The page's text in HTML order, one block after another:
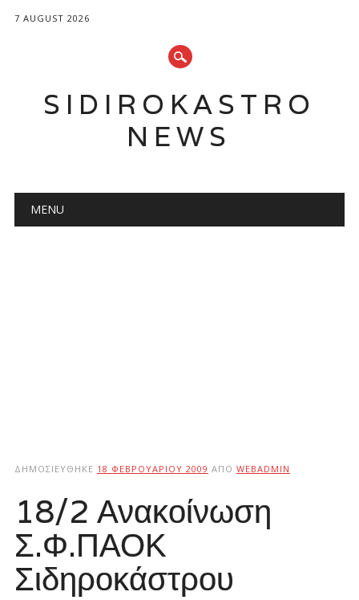
7 AUGUST 2026
SIDIROKASTRO
NEWS
Main menu
MENU
ΔΗΜΟΣΙΕΎΘΗΚΕ 18 ΦΕΒΡΟΥΑΡΊΟΥ 2009 ΑΠΌ WEBADMIN
18/2 Ανακοίνωση
Σ.Φ.ΠΑΟΚ
Σιδηροκάστρου